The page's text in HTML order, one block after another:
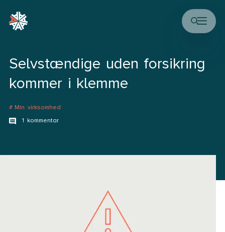
Selvstændige uden forsikring
kommer i klemme
Min virksomhed
1 kommentar